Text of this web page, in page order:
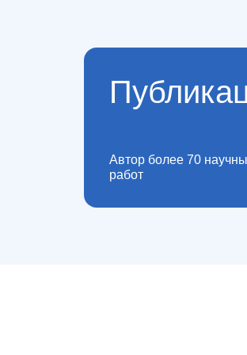
Автор более 70
работ